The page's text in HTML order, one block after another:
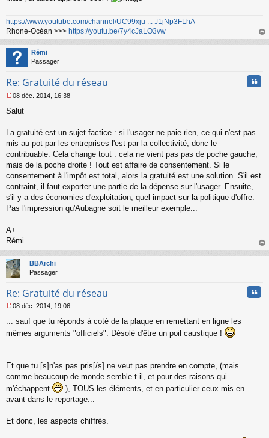
https://www.youtube.com/channel/UC99xju ... J1jNp3FLhA
Rhone-Océan >>> https://youtu.be/7y4cJaLO3vw
au
Rémi
Passager
Re: Gratuité du réseau
e
g
e
n
o
u
08 déc. 2014, 16:38
Salut
La gratuité est un sujet factice : si l'usager ne paie rien, ce qui n'est pas
mis au pot par les entreprises l'est par la collectivité, donc le
contribuable. Cela change tout : cela ne vient pas pas de poche gauche,
mais de la poche droite ! Tout est affaire de consentement. Si le
consentement à l'impôt est total, alors la gratuité est une solution. S'il est
contraint, il faut exporter une partie de la dépense sur l'usager. Ensuite,
s'il y a des économies d'exploitation, quel impact sur la politique d'offre.
Pas l'impression qu'Aubagne soit le meilleur exemple...
A+
Rémi
au
BBArchi
Passager
Re: Gratuité du réseau
e
s
e
n
o
l
08 déc. 2014, 19:06
... sauf que tu réponds à coté de la plaque en remettant en ligne les
mêmes arguments "officiels". Désolé d'être un poil caustique !
Et que tu [s]n'as pas pris[/s] ne veut pas prendre en compte, (mais
comme beaucoup de monde semble t-il, et pour des raisons qui
m'échappent
), TOUS les éléments, et en particulier ceux mis en
avant dans le reportage...
Et donc, les aspects chiffrés.